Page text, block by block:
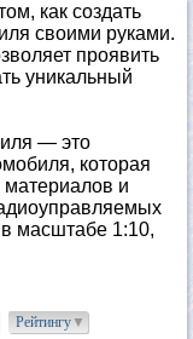
как создать
своими руками.
проявить
уникальный
— это
которая
и
масштабе 1:10,
Рейтингу▼